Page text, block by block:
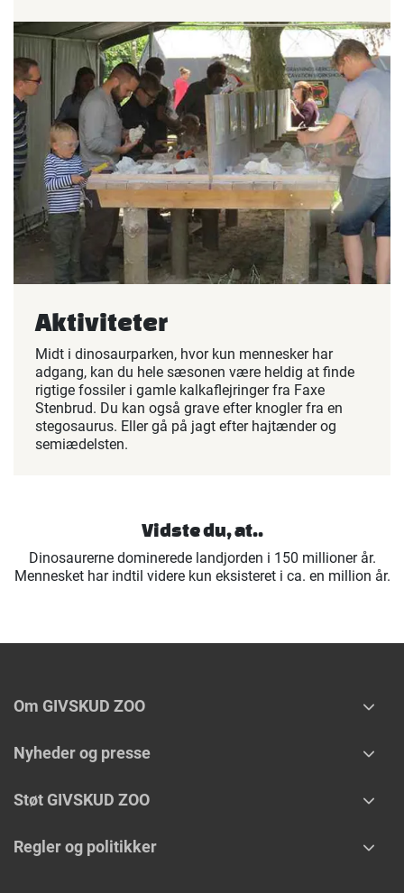
Aktiviteter
Midt i dinosaurparken, hvor kun mennesker har
adgang, kan du hele sæsonen være heldig at finde
rigtige fossiler i gamle kalkaflejringer fra Faxe
Stenbrud. Du kan også grave efter knogler fra en
stegosaurus. Eller gå på jagt efter hajtænder og
semiædelsten.
Vidste du, at..
Dinosaurerne dominerede landjorden i 150 millioner år.
Mennesket har indtil videre kun eksisteret i ca. en million år.
Om GIVSKUD ZOO
Nyheder og presse
Støt GIVSKUD ZOO
Regler og politikker